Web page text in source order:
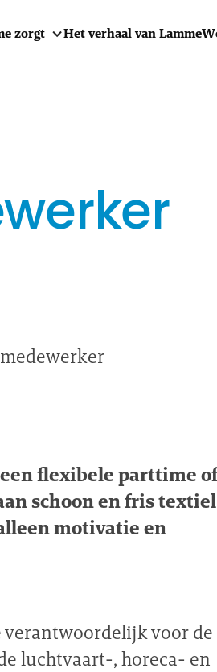
zorgt Het verhaal van Lamme
flexibele parttime of
schoon en fris textiel
motivatie en
voor de
luchtvaart-, horeca- en